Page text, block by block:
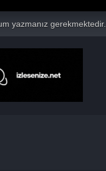
yazmanız gerekmektedir.